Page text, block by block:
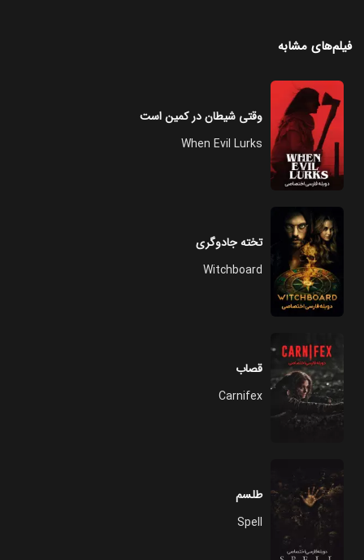
فیلم‌های مشابه
وقتی شیطان در کمین است
When Evil Lurks
تخته جادوگری
Witchboard
قصاب
Carnifex
طلسم
Spell